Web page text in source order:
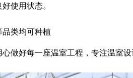
使用状态。
类均可种植
做好每一座温室工程，专注温室